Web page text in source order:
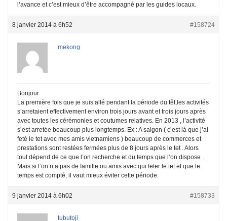
l’avance et c’est mieux d’être accompagné par les guides locaux.
8 janvier 2014 à 6h52 #158724
mekong
Bonjour
La première fois que je suis allé pendant la période du têt,les activités
s’arretaient effectivement environ trois jours avant et trois jours après
avec toutes les cérémonies et coutumes relatives. En 2013 , l’activité
s’est arretée beaucoup plus longtemps. Ex : A saigon ( c’est là que j’ai
feté le tet avec mes amis vietnamiens ) beaucoup de commerces et
prestations sont restées fermées plus de 8 jours après le tet . Alors
tout dépend de ce que l’on recherche et du temps que l’on dispose .
Mais si l’on n’a pas de famille ou amis avec qui feter le tet et que le
temps est compté, il vaut mieux éviter cette période.
9 janvier 2014 à 6h02 #158733
tubutoji